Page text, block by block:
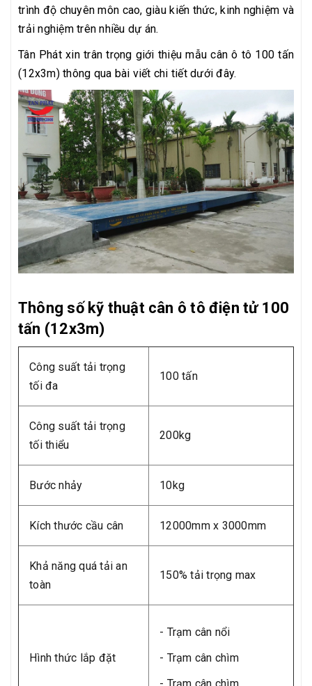
trình độ chuyên môn cao, giàu kiến thức, kinh nghiệm và
trải nghiệm trên nhiều dự án.
Tân Phát xin trân trọng giới thiệu mẫu cân ô tô 100 tấn
(12x3m) thông qua bài viết chi tiết dưới đây.
Thông số kỹ thuật cân ô tô điện tử 100
tấn (12x3m)
Công suất tải trọng
tối đa
100 tấn
Công suất tải trọng
tối thiểu
200kg
Bước nhảy 10kg
Kích thước cầu cân 12000mm x 3000mm
Khả năng quá tải an
toàn
150% tải trọng max
Hình thức lắp đặt
- Trạm cân nổi
- Trạm cân chìm
- Trạm cân chìm